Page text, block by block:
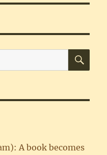
A book becomes